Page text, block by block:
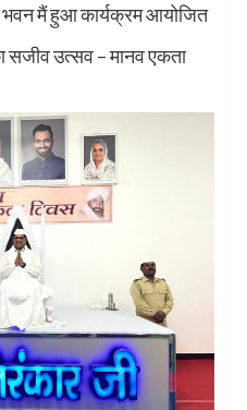
भवन मैं हुआ कार्यक्रम आयोजित
उत्सव – मानव एकता